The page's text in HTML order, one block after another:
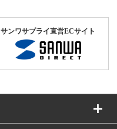
サンワサプライ直営ECサイト